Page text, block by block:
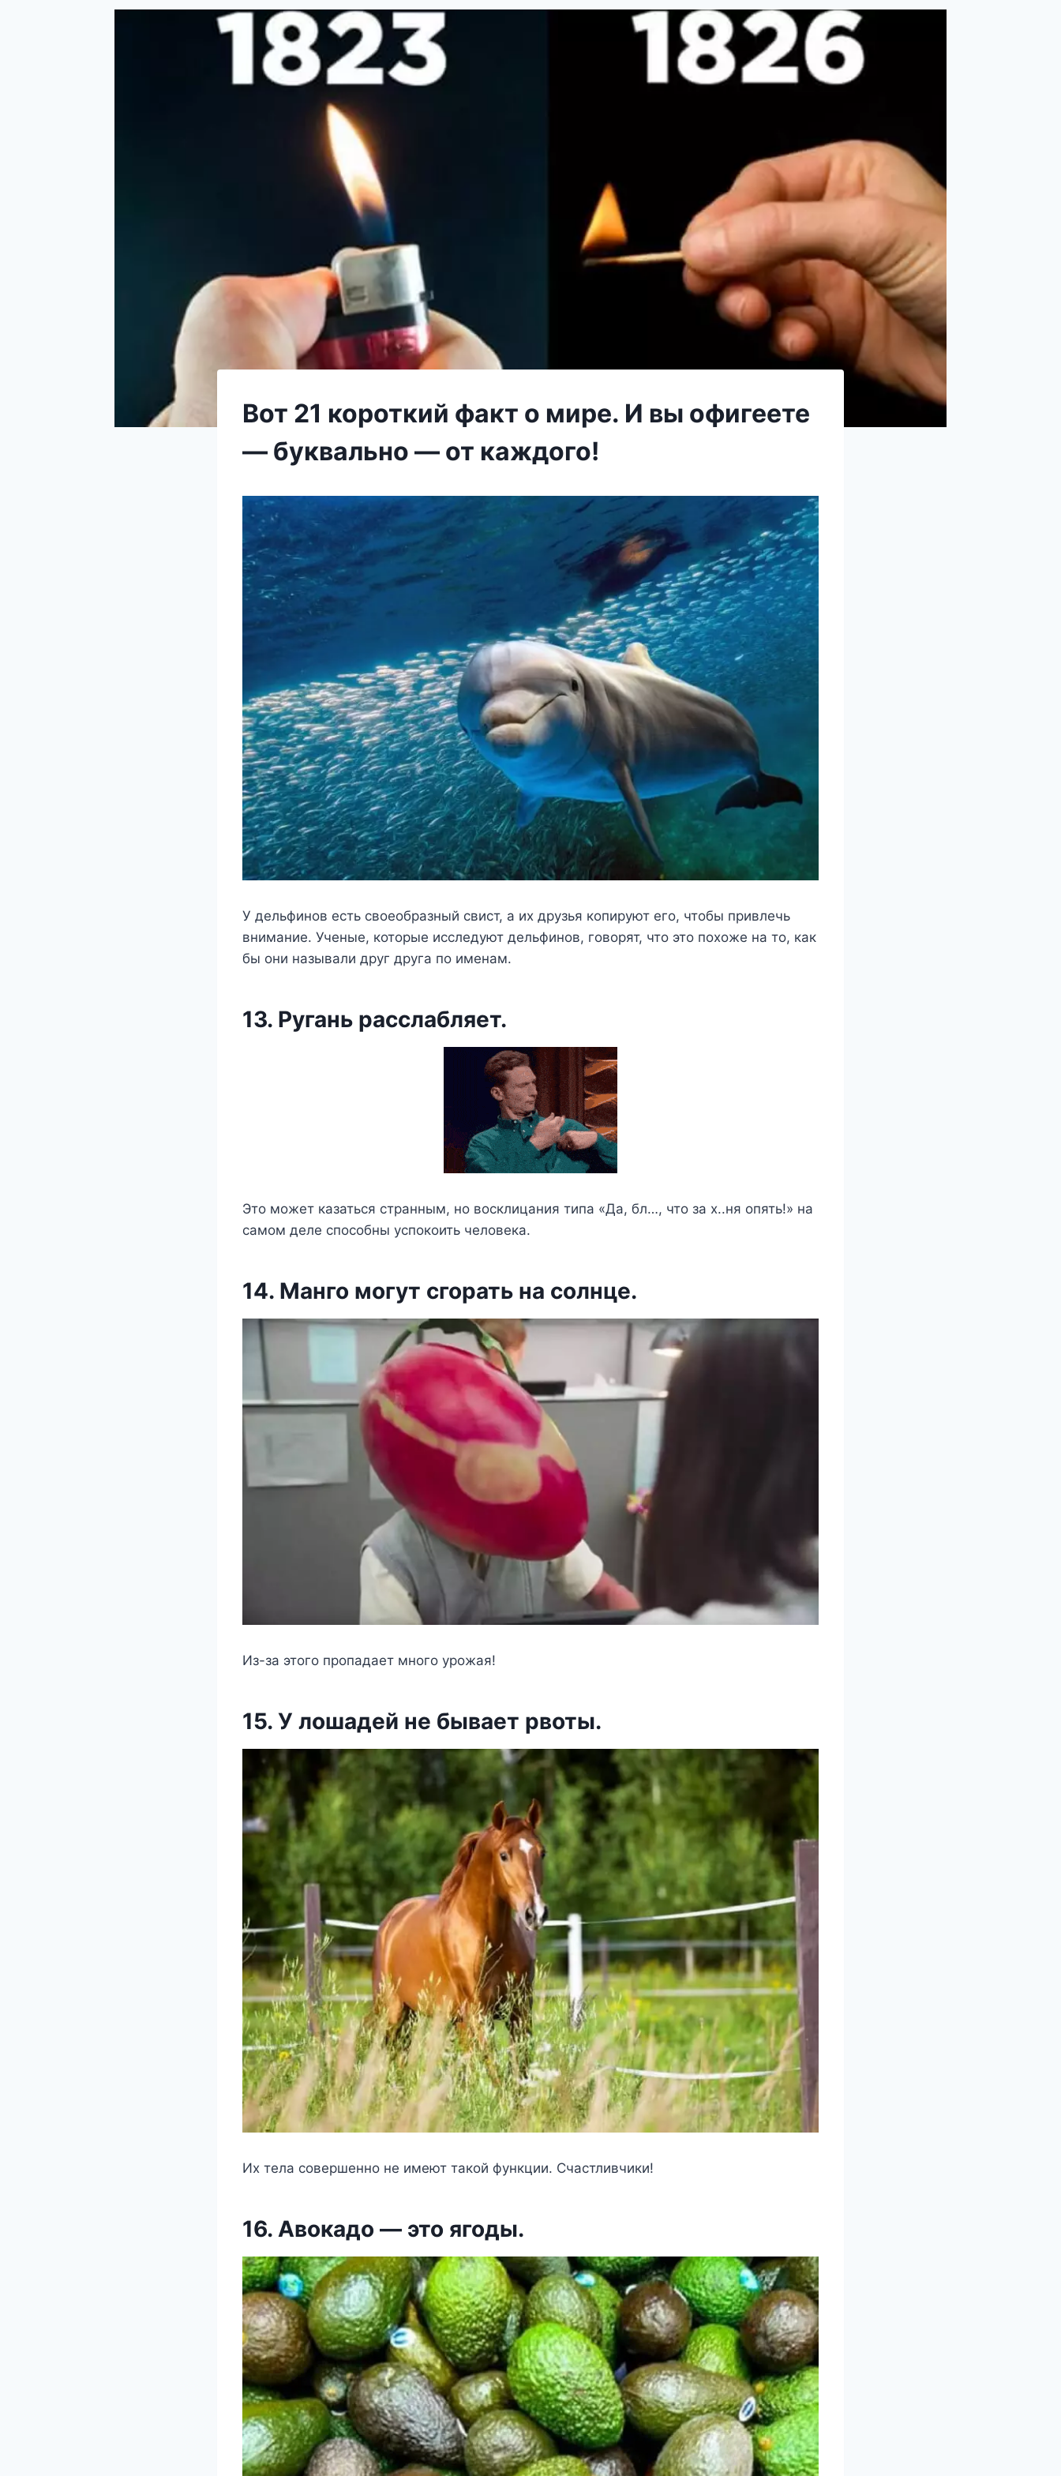
Вот 21 короткий факт о мире. И вы офигеете
— буквально — от каждого!
У дельфинов есть своеобразный свист, а их друзья копируют его, чтобы привлечь
внимание. Ученые, которые исследуют дельфинов, говорят, что это похоже на то, как
бы они называли друг друга по именам.
13. Ругань расслабляет.
Это может казаться странным, но восклицания типа «Да, бл…, что за х..ня опять!» на
самом деле способны успокоить человека.
14. Манго могут сгорать на солнце.
Из-за этого пропадает много урожая!
15. У лошадей не бывает рвоты.
Их тела совершенно не имеют такой функции. Счастливчики!
16. Авокадо — это ягоды.